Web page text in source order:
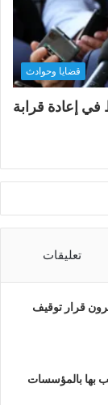
قضايا وحوادث
في إعادة قرابة
تعليقات
قرار توقيف
بها بالمؤسسات